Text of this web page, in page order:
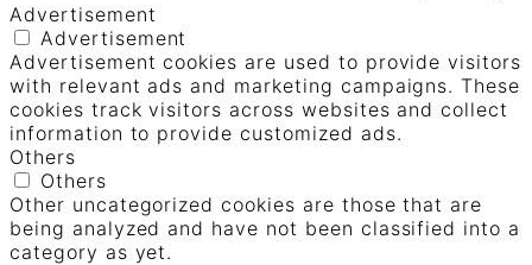
Advertisement
Advertisement
Advertisement cookies are used to provide visitors
with relevant ads and marketing campaigns. These
cookies track visitors across websites and collect
information to provide customized ads.
Others
Others
Other uncategorized cookies are those that are
being analyzed and have not been classified into a
category as yet.